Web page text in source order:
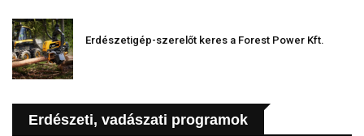
Erdészetigép-szerelőt keres a Forest Power Kft.
Erdészeti, vadászati programok